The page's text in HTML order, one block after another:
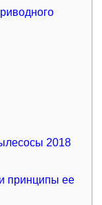
2018
принципы ее